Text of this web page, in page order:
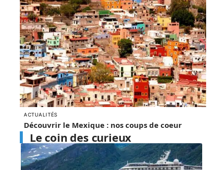
ACTUALITÉS
Découvrir le Mexique : nos coups de coeur
Le coin des curieux